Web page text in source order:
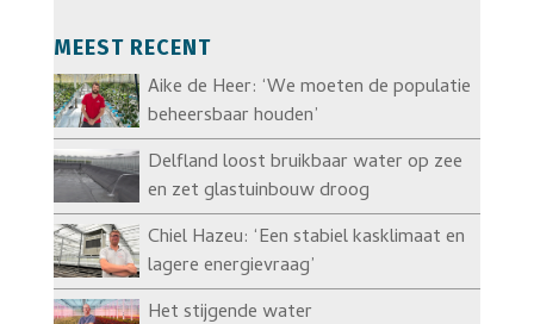
MEEST RECENT
Aike de Heer: ‘We moeten de populatie
beheersbaar houden’
Delfland loost bruikbaar water op zee
en zet glastuinbouw droog
Chiel Hazeu: ‘Een stabiel kasklimaat en
lagere energievraag’
Het stijgende water